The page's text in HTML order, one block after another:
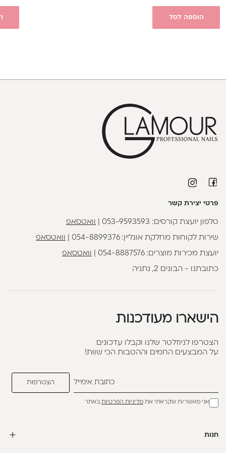
הוספה לסל
פרטי יצירת קשר
טלפון יועצת קורסים: 053-9593593 וואטסאפ
שירות לקוחות מחלקת אונליין:054-8899376 וואטסאפ
יועצת מכירות מוצרים:054-8887576 וואטסאפ
כתובתנו - הבונים 2, נתניה
הישארו מעודכנות
הצטרפו לניוזלטר שלנו וקבלו עדכונים
על המבצעים החמים וההטבות הכי שוות!
אני מאשר/ת שקראתי את מדיניות הפרטיותבאתר
חנות